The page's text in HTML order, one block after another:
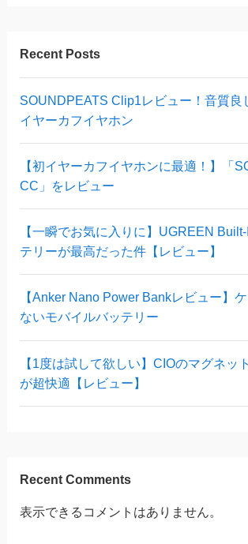
Recent Posts
SOUNDPEATS Clip1レビュー！音質良
イヤーカフイヤホン
【初イヤーカフイヤホンに最適！】「
CC」をレビュー
【一瞬でお気に入りに】UGREEN
テリーが最高だった件【レビュー】
【Anker Nano Power Bankレビュー】
ないモバイルバッテリー
【1度は試して欲しい】CIOのマグネッ
が超快適【レビュー】
Recent Comments
表示できるコメントはありません。